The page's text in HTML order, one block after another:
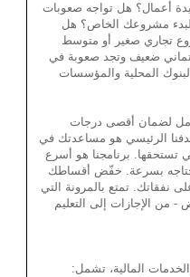
أعمال؟ هل تواجه صعوبات
لبدء مشروعك الخاص؟ هل
تجاري صغير أو متوسط
ضعيف وتجد صعوبة في
المحلية والمؤسسات
لضمان أقصى درجات
هدفنا الرئيسي هو مساعدتك في
تستحقها. برنامجنا هو أسرع
بسرعة. خفّض أقساطك
نفقاتك. تمتع بالمرونة التي
من الإجازات إلى التعليم
المالية، تشمل: